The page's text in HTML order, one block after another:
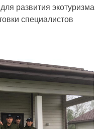
развития экотуризма
специалистов